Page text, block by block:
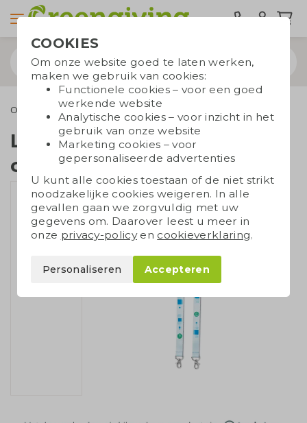
Outdoor & Vrije tijd Keycords Lanyard met twee clips
Lanyard met twee
clips
COOKIES
Om onze website goed te laten werken,
maken we gebruik van cookies:
Functionele cookies – voor een goed
werkende website
Analytische cookies – voor inzicht in het
gebruik van onze website
Marketing cookies – voor
gepersonaliseerde advertenties
U kunt alle cookies toestaan of de niet strikt
noodzakelijke cookies weigeren. In alle
gevallen gaan we zorgvuldig met uw
gegevens om. Daarover leest u meer in
onze privacy-policyen cookieverklaring.
Personaliseren Accepteren